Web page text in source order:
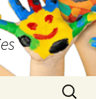
Buscar: